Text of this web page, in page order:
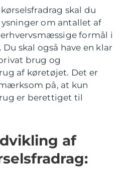
skal du
om antallet af
formål i
skal også have en klar
brug og
af køretøjet. Det er
på, at kun
er berettiget til
af